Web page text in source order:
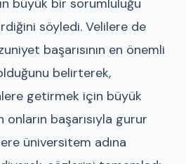
büyük bir sorumluluğu
söyledi. Velilere de
başarısının en önemli
belirterek,
getirmek için büyük
başarısıyla gurur
üniversitem adına